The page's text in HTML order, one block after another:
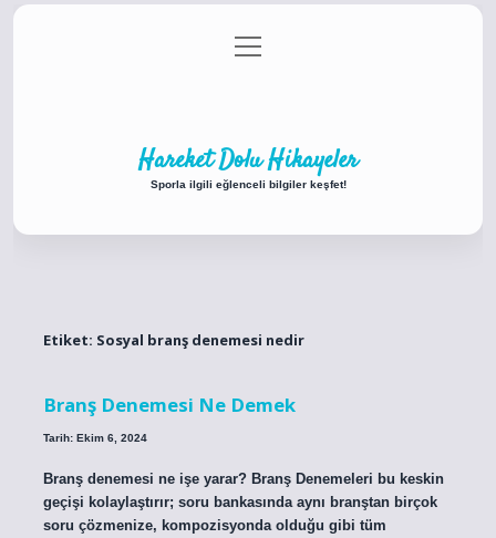
Gizlilik Politikası
menüyü
aç
Hareket Dolu Hikayeler
Sporla ilgili eğlenceli bilgiler keşfet!
Etiket: Sosyal branş denemesi nedir
Branş Denemesi Ne Demek
Tarih: Ekim 6, 2024
Branş denemesi ne işe yarar? Branş Denemeleri bu keskin
geçişi kolaylaştırır; soru bankasında aynı branştan birçok
soru çözmenize, kompozisyonda olduğu gibi tüm